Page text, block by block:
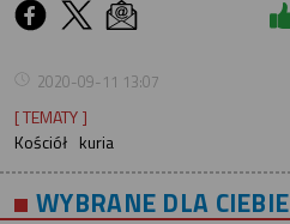
2020-09-11 13:07
[ TEMATY ]
Kościół kuria
WYBRANE DLA CIEBIE